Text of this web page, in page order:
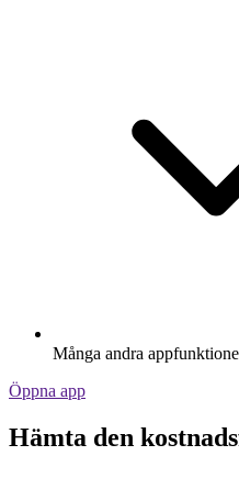
Många andra
Öppna app
Hämta den